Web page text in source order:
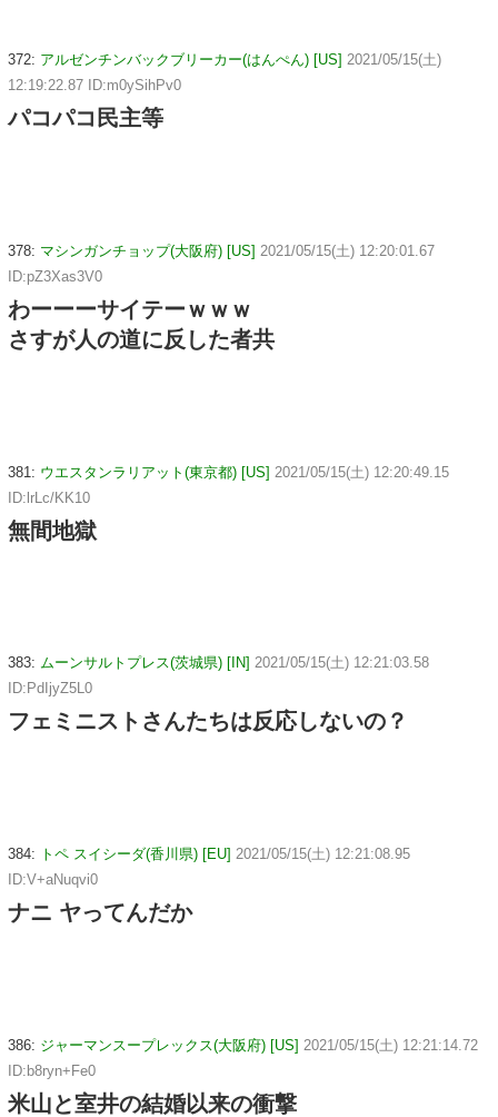
372: アルゼンチンバックブリーカー(はんぺん) [US] 2021/05/15(土)
12:19:22.87 ID:m0ySihPv0
パコパコ民主等
378: マシンガンチョップ(大阪府) [US] 2021/05/15(土) 12:20:01.67
ID:pZ3Xas3V0
わーーーサイテーｗｗｗ
さすが人の道に反した者共
381: ウエスタンラリアット(東京都) [US] 2021/05/15(土) 12:20:49.15
ID:lrLc/KK10
無間地獄
383: ムーンサルトプレス(茨城県) [IN] 2021/05/15(土) 12:21:03.58
ID:PdIjyZ5L0
フェミニストさんたちは反応しないの？
384: トペ スイシーダ(香川県) [EU] 2021/05/15(土) 12:21:08.95
ID:V+aNuqvi0
ナニ ヤってんだか
386: ジャーマンスープレックス(大阪府) [US] 2021/05/15(土) 12:21:14.72
ID:b8ryn+Fe0
米山と室井の結婚以来の衝撃